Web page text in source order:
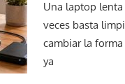
Una laptop
veces basta
cambiar la
ya